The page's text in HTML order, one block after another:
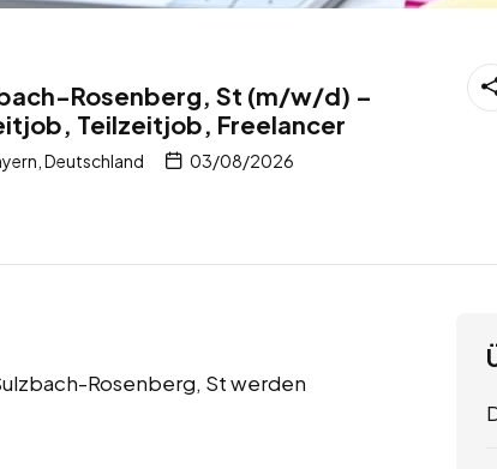
Rosenberg, St (m/w/d) –
Teilzeitjob, Freelancer
Deutschland 03/08/2026
Rosenberg, St werden